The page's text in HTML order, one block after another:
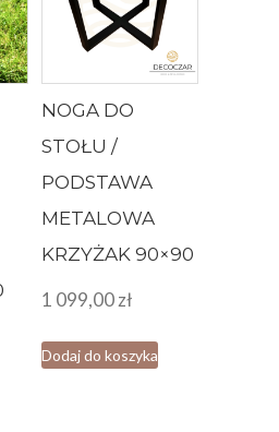
NOGA DO
STOŁU /
PODSTAWA
METALOWA
KRZYŻAK 90×90
1 099,00zł
Dodaj do koszyka